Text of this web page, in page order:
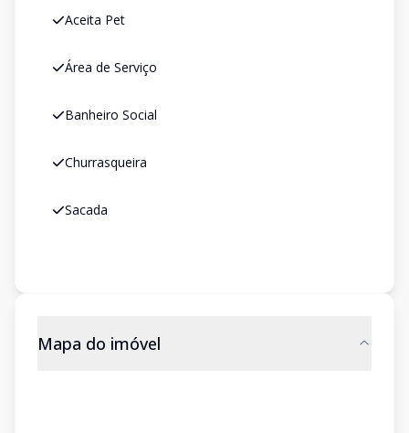
Aceita Pet
Área de Serviço
Banheiro Social
Churrasqueira
Sacada
Mapa do imóvel